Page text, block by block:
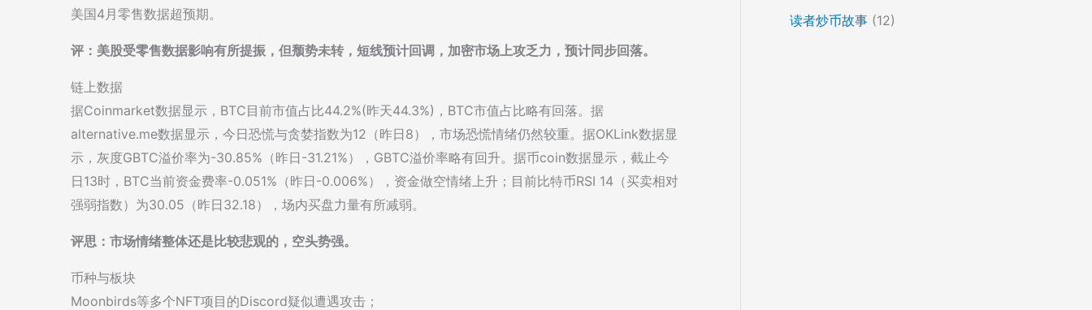
美国4月零售数据超预期。
评：美股受零售数据影响有所提振，但颓势未转，短线预计回调，加密市场上攻乏力，预计同步回落。
链上数据
据Coinmarket数据显示，BTC目前市值占比44.2%(昨天44.3%)，BTC市值占比略有回落。据
alternative.me数据显示，今日恐慌与贪婪指数为12（昨日8），市场恐慌情绪仍然较重。据OKLink数据显
示，灰度GBTC溢价率为-30.85%（昨日-31.21%），GBTC溢价率略有回升。据币coin数据显示，截止今
日13时，BTC当前资金费率-0.051%（昨日-0.006%），资金做空情绪上升；目前比特币RSI 14（买卖相对
强弱指数）为30.05（昨日32.18），场内买盘力量有所减弱。
评思：市场情绪整体还是比较悲观的，空头势强。
币种与板块
Moonbirds等多个NFT项目的Discord疑似遭遇攻击；
读者炒币故事 (12)